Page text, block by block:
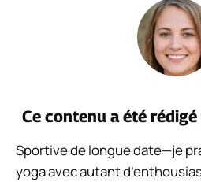
Ce contenu a été
Sportive de longue date—je
yoga avec autant